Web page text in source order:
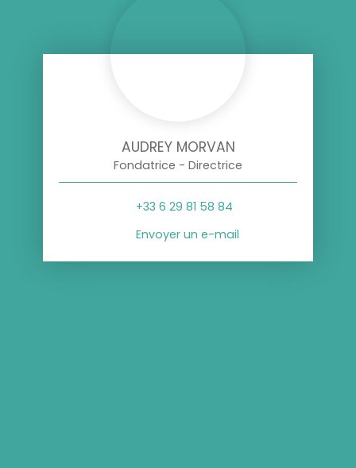
AUDREY MORVAN
Fondatrice - Directrice
+33 6 29 81 58 84
Envoyer un e-mail